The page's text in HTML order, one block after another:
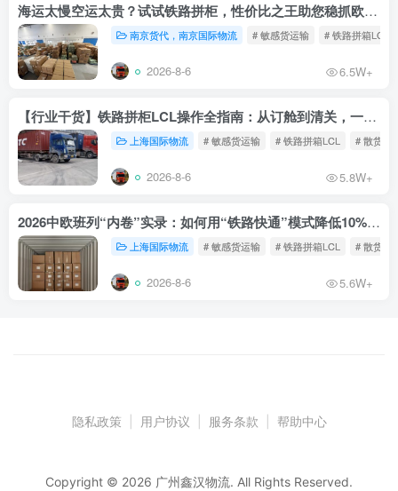
海运太慢空运太贵？试试铁路拼柜，性价比之王助您稳抓欧洲市场
南京货代，南京国际物流 # 敏感货运输 # 铁路拼箱LCL
2026-8-6 6.5W+
【行业干货】铁路拼柜LCL操作全指南：从订舱到清关，一文读懂
上海国际物流 # 敏感货运输 # 铁路拼箱LCL # 散货铁
2026-8-6 5.8W+
2026中欧班列“内卷”实录：如何用“铁路快通”模式降低10%物流成本？
上海国际物流 # 敏感货运输 # 铁路拼箱LCL # 散货铁
2026-8-6 5.6W+
隐私政策 用户协议 服务条款 帮助中心
Copyright © 2026 广州鑫汉物流. All Rights Reserved.